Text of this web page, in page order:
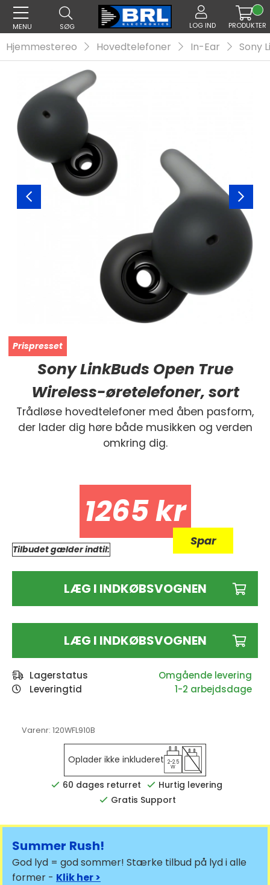
MENU SØG LOG IND PRODUKTER
Hjemmestereo Hovedtelefoner In-Ear Sony
Sony LinkBuds Open True
Wireless-øretelefoner, sort
Trådløse hovedtelefoner med åben pasform,
der lader dig høre både musikken og verden
omkring dig.
1265kr
Spar
Tilbudet gælder indtil:
LÆG I INDKØBSVOGNEN
LÆG I INDKØBSVOGNEN
Lagerstatus
Leveringtid
1-2 arbejdsdage
Varenr: 120WFL910B
Oplader ikke inkluderet 2-2.5
W
60 dages returret
Hurtig levering
Gratis Support
Summer Rush!
God lyd = god sommer! Stærke tilbud på lyd i alle
former - Klik her >